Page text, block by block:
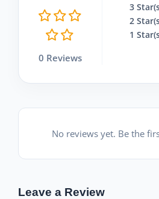
0 Reviews
3
2
1
No reviews yet. Be the
Leave a Review